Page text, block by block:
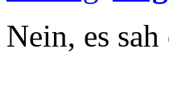
Nein, es